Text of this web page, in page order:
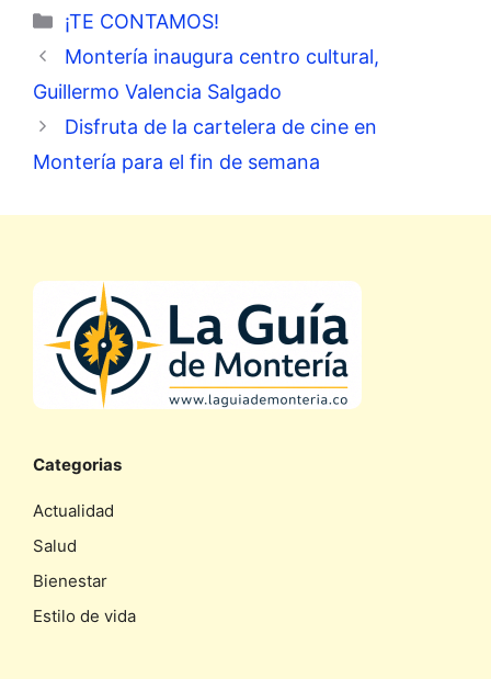
Categorías
¡TE CONTAMOS!
Montería inaugura centro cultural,
Guillermo Valencia Salgado
Disfruta de la cartelera de cine en
Montería para el fin de semana
Categorias
Actualidad
Salud
Bienestar
Estilo de vida